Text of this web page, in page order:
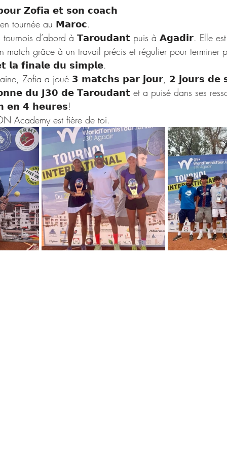
𝗭𝗼𝗳𝗶𝗮 𝗲𝘁 𝘀𝗼𝗻 𝗰𝗼𝗮𝗰𝗵⁣
tournée au 𝗠𝗮𝗿𝗼𝗰.⁣
tournois d’abord à 𝗧𝗮𝗿𝗼𝘂𝗱𝗮𝗻𝘁 puis à 𝗔𝗴𝗮𝗱𝗶𝗿. Elle
match grâce à un travail précis et régulier pour terminer
𝗹𝗮 𝗳𝗶𝗻𝗮𝗹𝗲 𝗱𝘂 𝘀𝗶𝗺𝗽𝗹𝗲.⁣
Zofia a joué 𝟯 𝗺𝗮𝘁𝗰𝗵𝘀 𝗽𝗮𝗿 𝗷𝗼𝘂𝗿, 𝟮 𝗷𝗼𝘂𝗿𝘀
𝗱𝘂 𝗝𝟯𝟬 𝗱𝗲 𝗧𝗮𝗿𝗼𝘂𝗱𝗮𝗻𝘁 et a puisé dans ses
𝟰 𝗵𝗲𝘂𝗿𝗲𝘀!
Academy est fière de toi.